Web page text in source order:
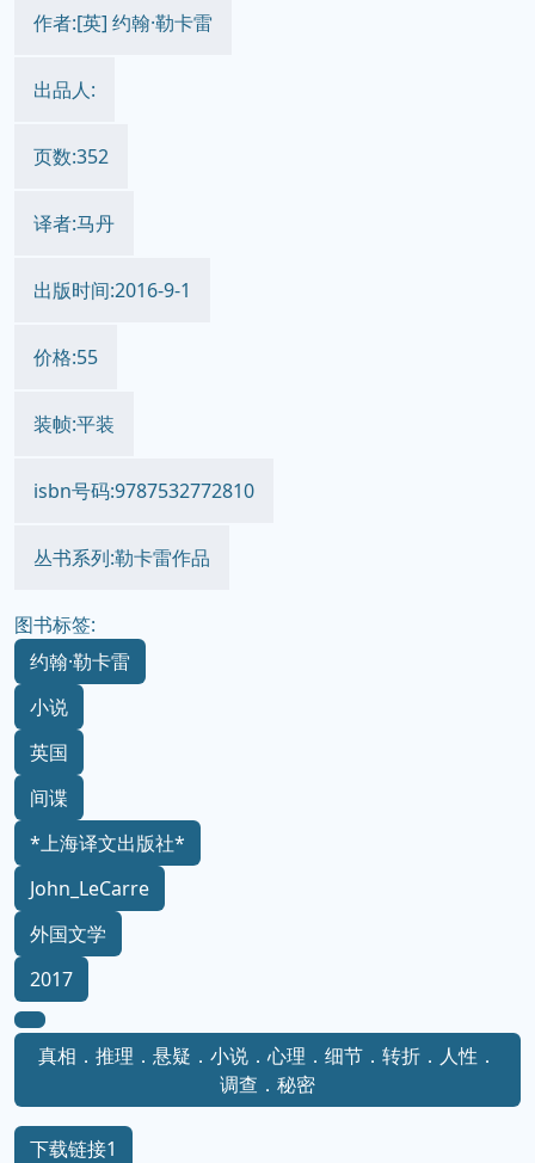
作者:[英] 约翰·勒卡雷
出品人:
页数:352
译者:马丹
出版时间:2016-9-1
价格:55
装帧:平装
isbn号码:9787532772810
丛书系列:勒卡雷作品
图书标签:
约翰·勒卡雷
小说
英国
间谍
*上海译文出版社*
John_LeCarre
外国文学
2017
真相．推理．悬疑．小说．心理．细节．转折．人性．
调查．秘密
下载链接1